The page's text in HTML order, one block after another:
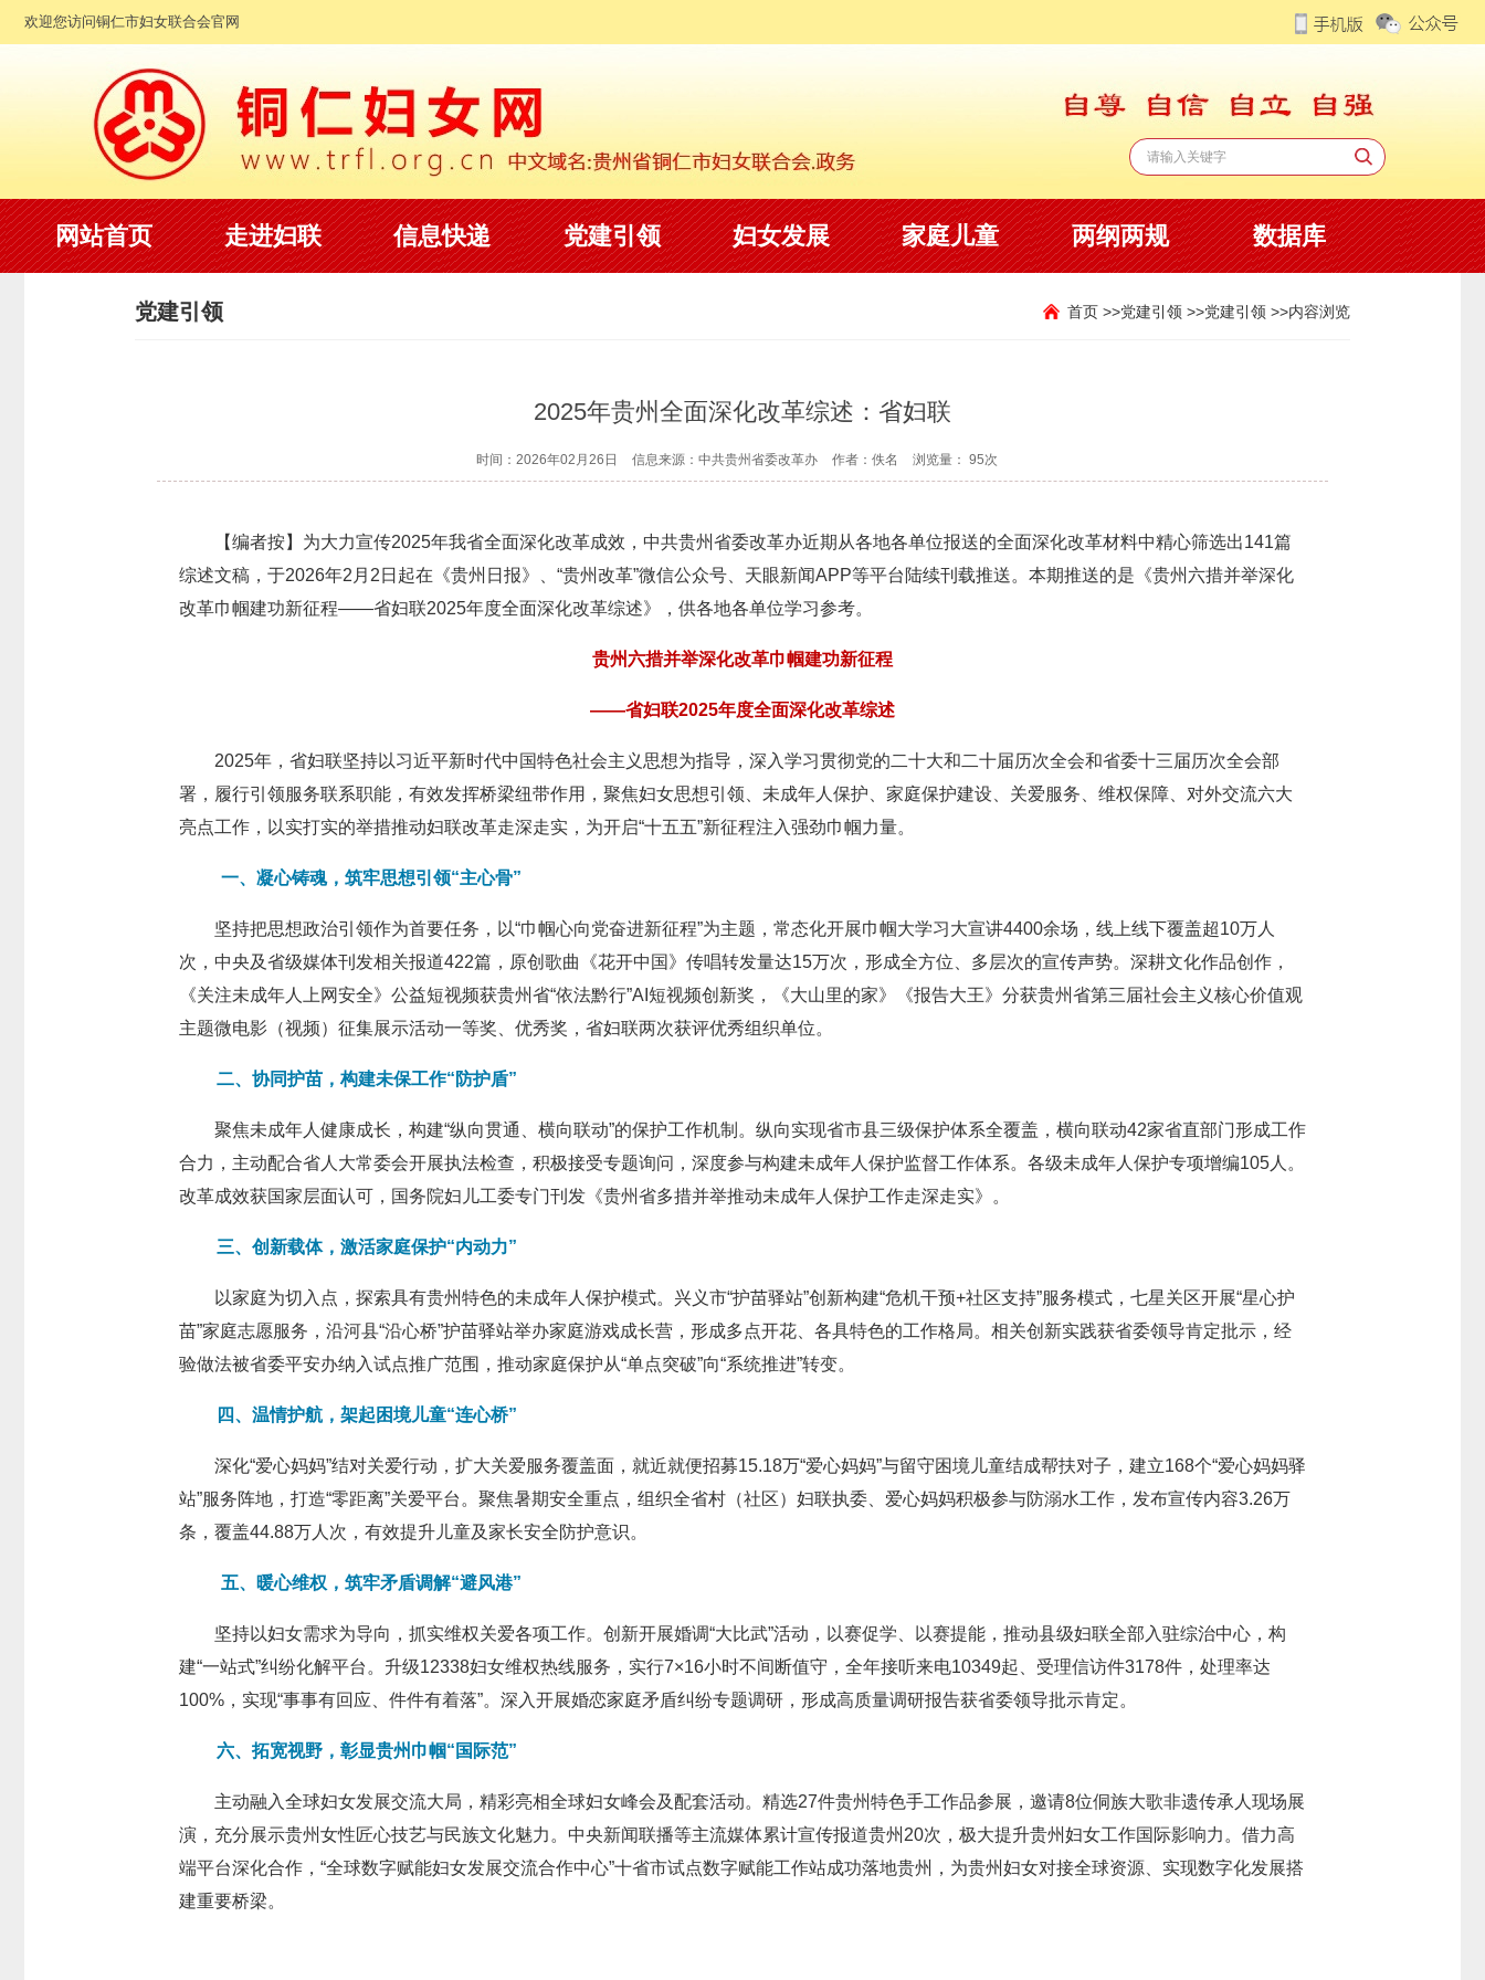
欢迎您访问铜仁市妇女联合会官网
网站首页 走进妇联 信息快递 党建引领 妇女发展 家庭儿童 两纲两规 数据库
党建引领 内容浏览
党建引领 >>
党建引领 >>
首页 >>
2025年贵州全面深化改革综述：省妇联
时间：2026年02月26日 信息来源：中共贵州省委改革办 作者：佚名 浏览量： 95次
【编者按】为大力宣传2025年我省全面深化改革成效，中共贵州省委改革办近期从各地各单位报送的全面深化改革材料中精心筛选出141篇
综述文稿，于2026年2月2日起在《贵州日报》、“贵州改革”微信公众号、天眼新闻APP等平台陆续刊载推送。本期推送的是《贵州六措并举深化
改革巾帼建功新征程——省妇联2025年度全面深化改革综述》，供各地各单位学习参考。
贵州六措并举深化改革巾帼建功新征程
——省妇联2025年度全面深化改革综述
2025年，省妇联坚持以习近平新时代中国特色社会主义思想为指导，深入学习贯彻党的二十大和二十届历次全会和省委十三届历次全会部
署，履行引领服务联系职能，有效发挥桥梁纽带作用，聚焦妇女思想引领、未成年人保护、家庭保护建设、关爱服务、维权保障、对外交流六大
亮点工作，以实打实的举措推动妇联改革走深走实，为开启“十五五”新征程注入强劲巾帼力量。
一、凝心铸魂，筑牢思想引领“主心骨”
坚持把思想政治引领作为首要任务，以“巾帼心向党奋进新征程”为主题，常态化开展巾帼大学习大宣讲4400余场，线上线下覆盖超10万人
次，中央及省级媒体刊发相关报道422篇，原创歌曲《花开中国》传唱转发量达15万次，形成全方位、多层次的宣传声势。深耕文化作品创作，
《关注未成年人上网安全》公益短视频获贵州省“依法黔行”AI短视频创新奖，《大山里的家》《报告大王》分获贵州省第三届社会主义核心价值观
主题微电影（视频）征集展示活动一等奖、优秀奖，省妇联两次获评优秀组织单位。
二、协同护苗，构建未保工作“防护盾”
聚焦未成年人健康成长，构建“纵向贯通、横向联动”的保护工作机制。纵向实现省市县三级保护体系全覆盖，横向联动42家省直部门形成工作
合力，主动配合省人大常委会开展执法检查，积极接受专题询问，深度参与构建未成年人保护监督工作体系。各级未成年人保护专项增编105人。
改革成效获国家层面认可，国务院妇儿工委专门刊发《贵州省多措并举推动未成年人保护工作走深走实》。
三、创新载体，激活家庭保护“内动力”
以家庭为切入点，探索具有贵州特色的未成年人保护模式。兴义市“护苗驿站”创新构建“危机干预+社区支持”服务模式，七星关区开展“星心护
苗”家庭志愿服务，沿河县“沿心桥”护苗驿站举办家庭游戏成长营，形成多点开花、各具特色的工作格局。相关创新实践获省委领导肯定批示，经
验做法被省委平安办纳入试点推广范围，推动家庭保护从“单点突破”向“系统推进”转变。
四、温情护航，架起困境儿童“连心桥”
深化“爱心妈妈”结对关爱行动，扩大关爱服务覆盖面，就近就便招募15.18万“爱心妈妈”与留守困境儿童结成帮扶对子，建立168个“爱心妈妈驿
站”服务阵地，打造“零距离”关爱平台。聚焦暑期安全重点，组织全省村（社区）妇联执委、爱心妈妈积极参与防溺水工作，发布宣传内容3.26万
条，覆盖44.88万人次，有效提升儿童及家长安全防护意识。
五、暖心维权，筑牢矛盾调解“避风港”
坚持以妇女需求为导向，抓实维权关爱各项工作。创新开展婚调“大比武”活动，以赛促学、以赛提能，推动县级妇联全部入驻综治中心，构
建“一站式”纠纷化解平台。升级12338妇女维权热线服务，实行7×16小时不间断值守，全年接听来电10349起、受理信访件3178件，处理率达
100%，实现“事事有回应、件件有着落”。深入开展婚恋家庭矛盾纠纷专题调研，形成高质量调研报告获省委领导批示肯定。
六、拓宽视野，彰显贵州巾帼“国际范”
主动融入全球妇女发展交流大局，精彩亮相全球妇女峰会及配套活动。精选27件贵州特色手工作品参展，邀请8位侗族大歌非遗传承人现场展
演，充分展示贵州女性匠心技艺与民族文化魅力。中央新闻联播等主流媒体累计宣传报道贵州20次，极大提升贵州妇女工作国际影响力。借力高
端平台深化合作，“全球数字赋能妇女发展交流合作中心”十省市试点数字赋能工作站成功落地贵州，为贵州妇女对接全球资源、实现数字化发展搭
建重要桥梁。